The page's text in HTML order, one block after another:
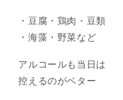
・豆腐・鶏肉・豆類
・海藻・野菜など
アルコールも当日は
控えるのがベター